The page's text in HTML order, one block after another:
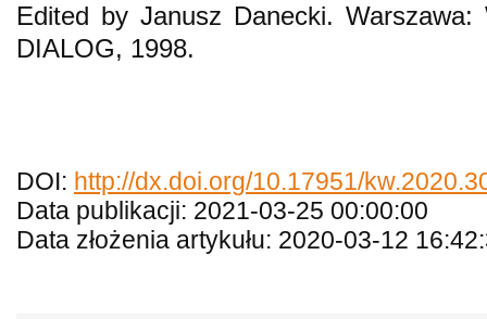
Edited by Janusz Danecki. Warszawa:
DIALOG, 1998.
DOI: http://dx.doi.org/10.17951/
Data publikacji: 2021-03-25 00:00:00
Data złożenia artykułu: 2020-03-12